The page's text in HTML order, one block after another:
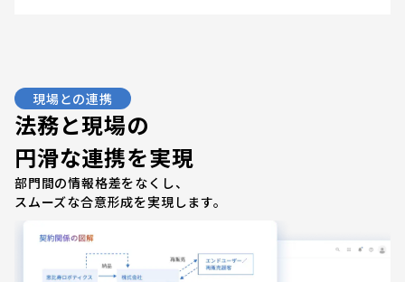
現場との連携
法務と現場の
円滑な連携を実現
部門間の情報格差をなくし、
スムーズな合意形成を実現します。